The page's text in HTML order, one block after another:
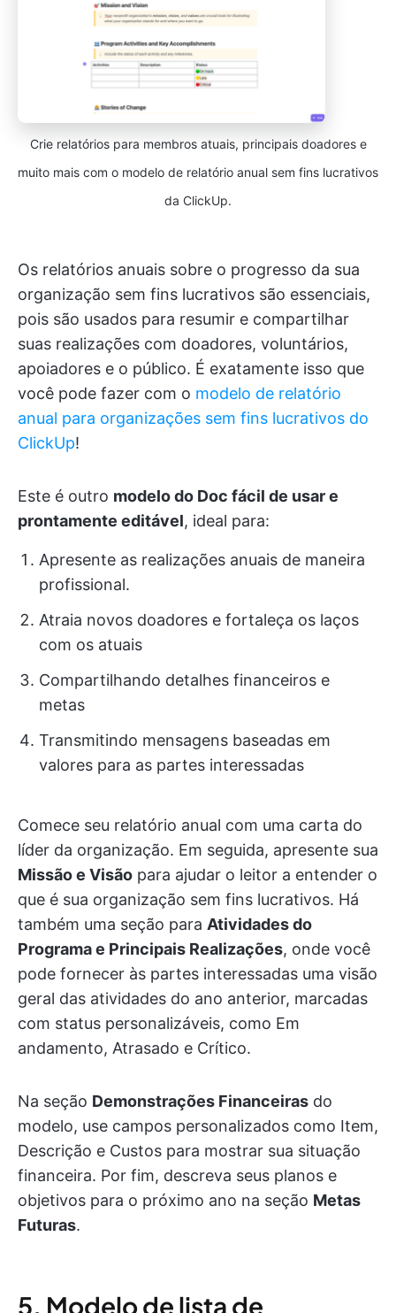
Crie relatórios para membros atuais, principais doadores e
muito mais com o modelo de relatório anual sem fins lucrativos
da ClickUp.
Os relatórios anuais sobre o progresso da sua
organização sem fins lucrativos são essenciais,
pois são usados para resumir e compartilhar
suas realizações com doadores, voluntários,
apoiadores e o público. É exatamente isso que
você pode fazer com o modelo de relatório
anual para organizações sem fins lucrativos do
ClickUp!
Este é outro modelo do Doc fácil de usar e
prontamente editável, ideal para:
Apresente as realizações anuais de maneira
profissional.
Atraia novos doadores e fortaleça os laços
com os atuais
Compartilhando detalhes financeiros e
metas
Transmitindo mensagens baseadas em
valores para as partes interessadas
Comece seu relatório anual com uma carta do
líder da organização. Em seguida, apresente sua
Missão e Visão para ajudar o leitor a entender o
que é sua organização sem fins lucrativos. Há
também uma seção para Atividades do
Programa e Principais Realizações, onde você
pode fornecer às partes interessadas uma visão
geral das atividades do ano anterior, marcadas
com status personalizáveis, como Em
andamento, Atrasado e Crítico.
Na seção Demonstrações Financeiras do
modelo, use campos personalizados como Item,
Descrição e Custos para mostrar sua situação
financeira. Por fim, descreva seus planos e
objetivos para o próximo ano na seção Metas
Futuras.
5. Modelo de lista de